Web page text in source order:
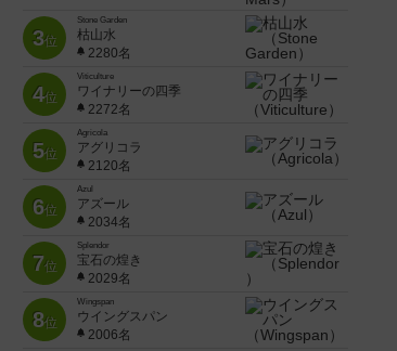
3位
Stone Garden
枯山水
2280名
4位
Viticulture
ワイナリーの四季
2272名
5位
Agricola
アグリコラ
2120名
6位
Azul
アズール
2034名
7位
Splendor
宝石の煌き
2029名
8位
Wingspan
ウイングスパン
2006名